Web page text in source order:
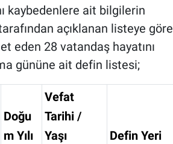
kaybedenlere ait bilgilerin
açıklanan listeye göre
eden 28 vatandaş hayatını
gününe ait defin listesi;
Doğu
m Yılı
Vefat
Tarihi /
Yaşı
Defin Yeri